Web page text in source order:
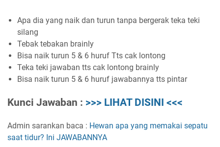
Apa dia yang naik dan turun tanpa bergerak teka teki
silang
Tebak tebakan brainly
Bisa naik turun 5 & 6 huruf Tts cak lontong
Teka teki jawaban tts cak lontong brainly
Bisa naik turun 5 & 6 huruf jawabannya tts pintar
Kunci Jawaban : >>> LIHAT DISINI <<<
Admin sarankan baca : Hewan apa yang memakai sepatu
saat tidur? Ini JAWABANNYA